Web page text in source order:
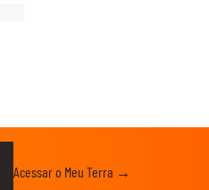
Acessar o Meu Terra →